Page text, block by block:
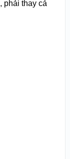
, phải thay cả